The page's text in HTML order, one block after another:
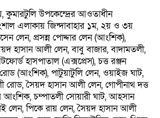
কুমারটুলি উপকেন্দ্রের আওতাধীন
এলাকায় জিন্দাবাহার ১ম, ২য় ও ৩য়
লেন, প্রসন্ন পোদ্দার লেন (আংশিক),
হাসান আলী লেন, বাবু বাজার, বাদামতলী,
হাসপাতাল (এক্সপ্রেস), চত্ত রঞ্জন
(আংশিক), পাটুয়াটুলি লেন, ওয়াইজ ঘাট,
সৈয়দ হাসান আলী লেন, গোপীনাথ দত্ত
চম্পাতলী সোয়ারী ঘাট, আহসান
লেন, পিকে রায় লেন, সৈয়দ হাসান আলী